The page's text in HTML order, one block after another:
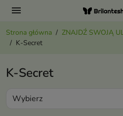
menu
Strona główna ZNAJDŹ SWOJĄ
K-Secret
K-Secret
Wybierz